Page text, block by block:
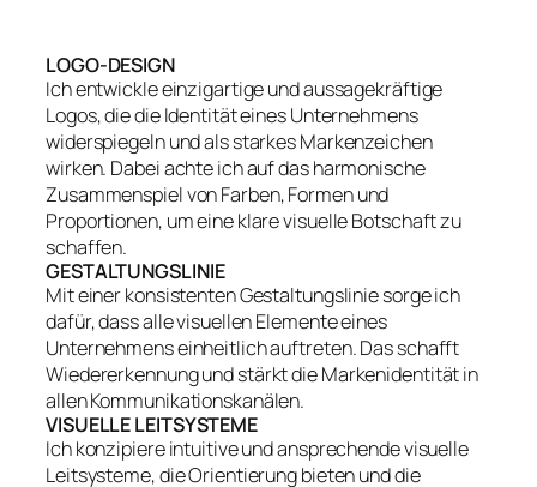
LOGO-DESIGN
Ich entwickle einzigartige und aussagekräftige
Logos, die die Identität eines Unternehmens
widerspiegeln und als starkes Markenzeichen
wirken. Dabei achte ich auf das harmonische
Zusammenspiel von Farben, Formen und
Proportionen, um eine klare visuelle Botschaft zu
schaffen.
GESTALTUNGSLINIE
Mit einer konsistenten Gestaltungslinie sorge ich
dafür, dass alle visuellen Elemente eines
Unternehmens einheitlich auftreten. Das schafft
Wiedererkennung und stärkt die Markenidentität in
allen Kommunikationskanälen.
VISUELLE LEITSYSTEME
Ich konzipiere intuitive und ansprechende visuelle
Leitsysteme, die Orientierung bieten und die